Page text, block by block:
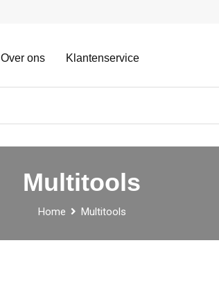
Over ons Klantenservice
Multitools
Home Multitools